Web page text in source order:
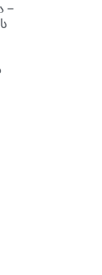
–